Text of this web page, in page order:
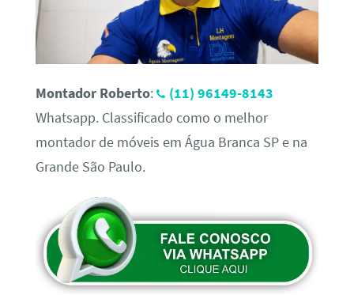
Montador Roberto:
(11) 96149-8143
Whatsapp. Classificado como o melhor
montador de móveis em Água Branca SP e na
Grande São Paulo.